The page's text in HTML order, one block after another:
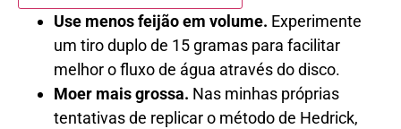
Use menos feijão em volume. Experimente
um tiro duplo de 15 gramas para facilitar
melhor o fluxo de água através do disco.
Moer mais grossa. Nas minhas próprias
tentativas de replicar o método de Hedrick,